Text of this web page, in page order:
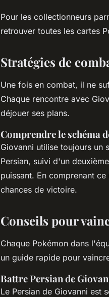
Pour les collectionneurs
retrouver toutes les cartes
Stratégies de
Une fois en combat, il ne
Chaque rencontre avec
déjouer ses plans.
Comprendre le schéma
Giovanni utilise toujours un
Persian, suivi d'un
puissant. En comprenant
chances de victoire.
Conseils pour
Chaque Pokémon dans
un guide rapide pour
Battre Persian de
Le Persian de Giovanni est